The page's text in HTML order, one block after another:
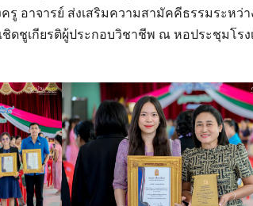
รู อาจารย์ ส่งเสริมความสามัคคีธรรมระหว่
ชิดชูเกียรติผู้ประกอบวิชาชีพ ณ หอประชุมโร